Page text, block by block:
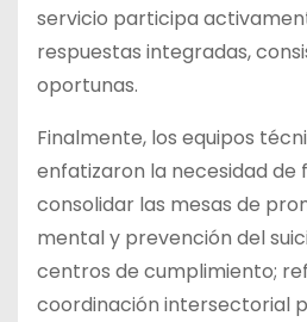
servicio participa
respuestas integradas,
oportunas.
Finalmente, los equipos
enfatizaron la necesidad
consolidar las mesas de
mental y prevención del
centros de cumplimiento;
coordinación intersectorial